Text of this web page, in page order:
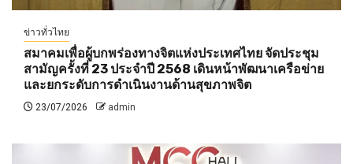
ข่าวทั่วไทย
สมาคมเพื่อผู้บกพร่องทางจิตแห่งประเทศไทย จัดประชุม
สามัญครั้งที่ 23 ประจำปี 2568 เดินหน้าพัฒนาเครือข่าย
และยกระดับการดำเนินงานด้านสุขภาพจิต
23/07/2026 admin